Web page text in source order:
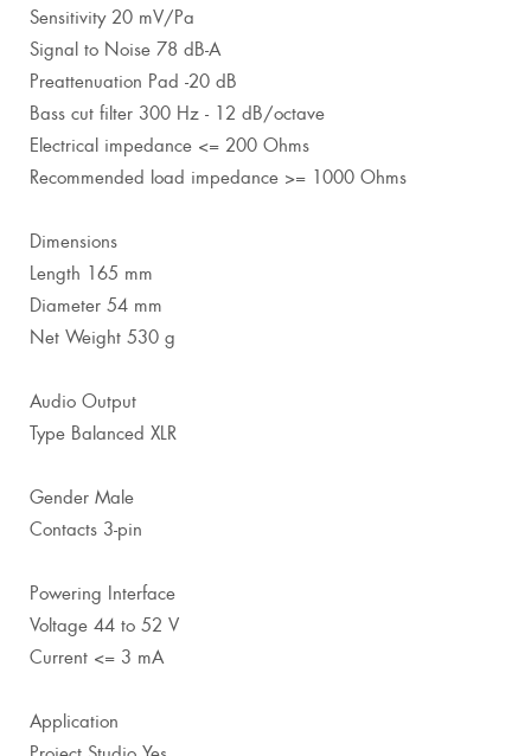
Sensitivity 20 mV/Pa
Signal to Noise 78 dB-A
Preattenuation Pad -20 dB
Bass cut filter 300 Hz - 12 dB/octave
Electrical impedance <= 200 Ohms
Recommended load impedance >= 1000 Ohms
Dimensions
Length 165 mm
Diameter 54 mm
Net Weight 530 g
Audio Output
Type Balanced XLR
Gender Male
Contacts 3-pin
Powering Interface
Voltage 44 to 52 V
Current <= 3 mA
Application